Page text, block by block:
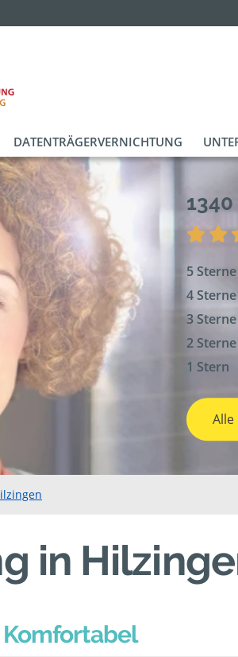
DATENTRÄGERVERNICHTUNG
5 Sterne
4 Sterne
3 Sterne
2 Sterne
1 Stern
Alle
in
Komfortabel